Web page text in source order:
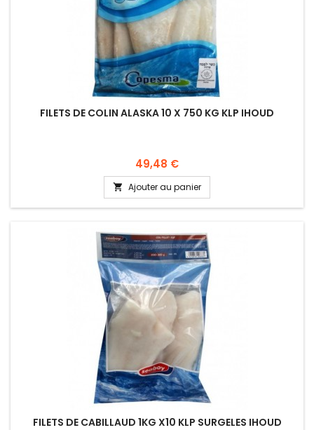
FILETS DE COLIN ALASKA 10 X 750 KG KLP IHOUD
Prix
49,48 €
 Ajouter au panier
FILETS DE CABILLAUD 1KG X10 KLP SURGELES IHOUD